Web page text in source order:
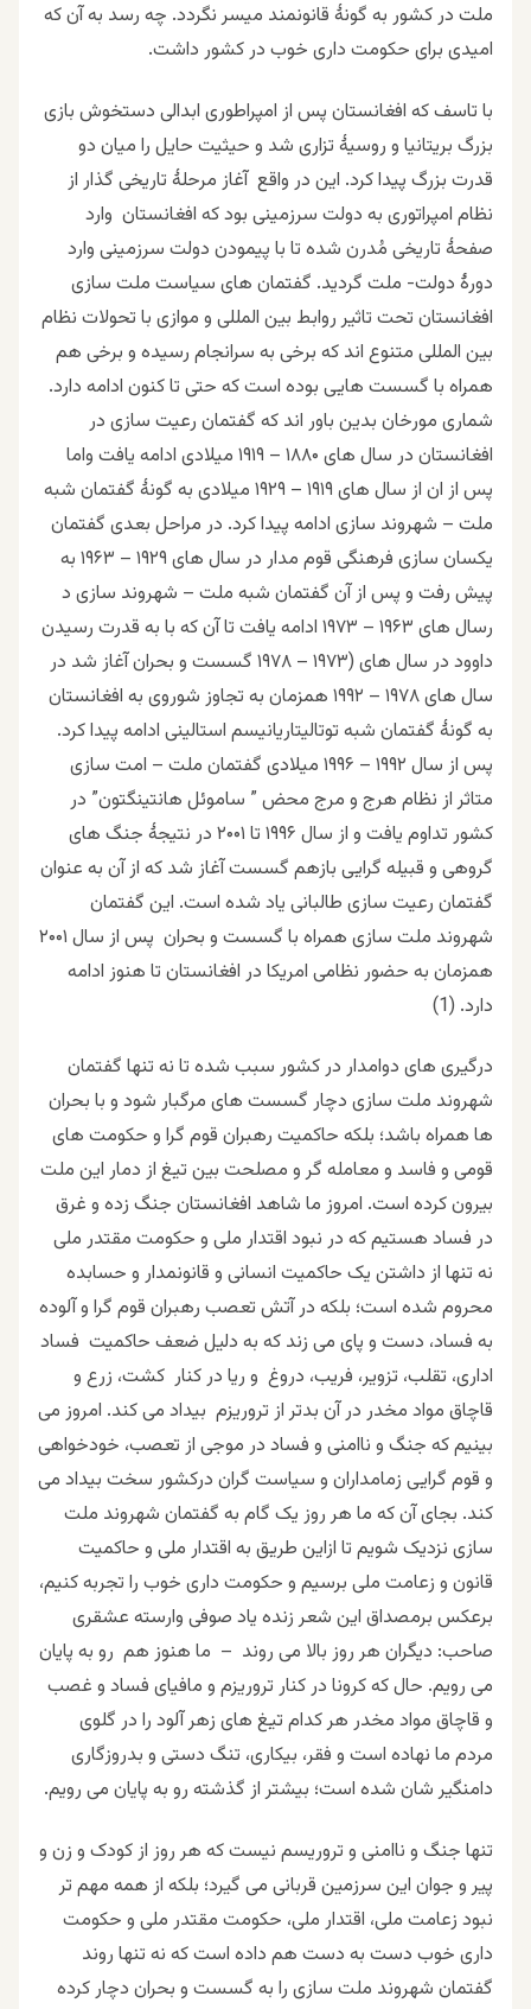
ملت در کشور به گونۀ قانونمند میسر نگردد. چه رسد به آن که
امیدی برای حکومت داری خوب در کشور داشت.
با تاسف که افغانستان پس از امپراطوری ابدالی دستخوش بازی
بزرگ بریتانیا و روسیۀ تزاری شد و حیثیت حایل را میان دو
قدرت بزرگ پیدا کرد. این در واقع آغاز مرحلۀ تاریخی گذار از
نظام امپراتوری به دولت سرزمینی بود که افغانستان وارد
صفحۀ تاریخی مُدرن شده تا با پیمودن دولت سرزمینی وارد
دورۀ دولت- ملت گردید. گفتمان های سیاست ملت سازی
افغانستان تحت تاثیر روابط بین المللی و موازی با تحولات نظام
بین المللی متنوع اند که برخی به سرانجام رسیده و برخی هم
همراه با گسست هایی بوده است که حتی تا کنون ادامه دارد.
شماری مورخان بدین باور اند که گفتمان رعیت سازی در
افغانستان در سال های ۱۸۸۰ – ۱۹۱۹ میلادی ادامه یافت واما
پس از ان از سال های ۱۹۱۹ – ۱۹۲۹ میلادی به گونۀ گفتمان شبه
ملت – شهروند سازی ادامه پیدا کرد. در مراحل بعدی گفتمان
یکسان سازی فرهنگی قوم مدار در سال های ۱۹۲۹ – ۱۹۶۳ به
پیش رفت و پس از آن گفتمان شبه ملت – شهروند سازی د
رسال های ۱۹۶۳ – ۱۹۷۳ ادامه یافت تا آن که با به قدرت رسیدن
داوود در سال های (۱۹۷۳ – ۱۹۷۸ گسست و بحران آغاز شد در
سال های ۱۹۷۸ – ۱۹۹۲ همزمان به تجاوز شوروی به افغانستان
به گونۀ گفتمان شبه توتالیتاریانیسم استالینی ادامه پیدا کرد.
پس از سال ۱۹۹۲ – ۱۹۹۶ میلادی گفتمان ملت – امت سازی
متاثر از نظام هرج و مرج محض ” ساموئل هانتینگتون” در
کشور تداوم یافت و از سال ۱۹۹۶ تا ۲۰۰۱ در نتیجۀ جنگ های
گروهی و قبیله گرایی بازهم گسست آغاز شد که از آن به عنوان
گفتمان رعیت سازی طالبانی یاد شده است. این گفتمان
شهروند ملت سازی همراه با گسست و بحران پس از سال ۲۰۰۱
همزمان به حضور نظامی امریکا در افغانستان تا هنوز ادامه
دارد. (1)
درگیری های دوامدار در کشور سبب شده تا نه تنها گفتمان
شهروند ملت سازی دچار گسست های مرگبار شود و با بحران
ها همراه باشد؛ بلکه حاکمیت رهبران قوم گرا و حکومت های
قومی و فاسد و معامله گر و مصلحت بین تیغ از دمار این ملت
بیرون کرده است. امروز ما شاهد افغانستان جنگ زده و غرق
در فساد هستیم که در نبود اقتدار ملی و حکومت مقتدر ملی
نه تنها از داشتن یک حاکمیت انسانی و قانونمدار و حسابده
محروم شده است؛ بلکه در آتش تعصب رهبران قوم گرا و آلوده
به فساد، دست و پای می زند که به دلیل ضعف حاکمیت فساد
اداری، تقلب، تزویر، فریب، دروغ و ریا در کنار کشت، زرع و
قاچاق مواد مخدر در آن بدتر از تروریزم بیداد می کند. امروز می
بینیم که جنگ و ناامنی و فساد در موجی از تعصب، خودخواهی
و قوم گرایی زمامداران و سیاست گران درکشور سخت بیداد می
کند. بجای آن که ما هر روز یک گام به گفتمان شهروند ملت
سازی نزدیک شویم تا ازاین طریق به اقتدار ملی و حاکمیت
قانون و زعامت ملی برسیم و حکومت داری خوب را تجربه کنیم،
برعکس برمصداق این شعر زنده یاد صوفی وارسته عشقری
صاحب: دیگران هر روز بالا می روند – ما هنوز هم رو به پایان
می رویم. حال که کرونا در کنار تروریزم و مافیای فساد و غصب
و قاچاق مواد مخدر هر کدام تیغ های زهر آلود را در گلوی
مردم ما نهاده است و فقر، بیکاری، تنگ دستی و بدروزگاری
دامنگیر شان شده است؛ بیشتر از گذشته رو به پایان می رویم.
تنها جنگ و ناامنی و تروریسم نیست که هر روز از کودک و زن و
پیر و جوان این سرزمین قربانی می گیرد؛ بلکه از همه مهم تر
نبود زعامت ملی، اقتدار ملی، حکومت مقتدر ملی و حکومت
داری خوب دست به دست هم داده است که نه تنها روند
گفتمان شهروند ملت سازی را به گسست و بحران دچار کرده